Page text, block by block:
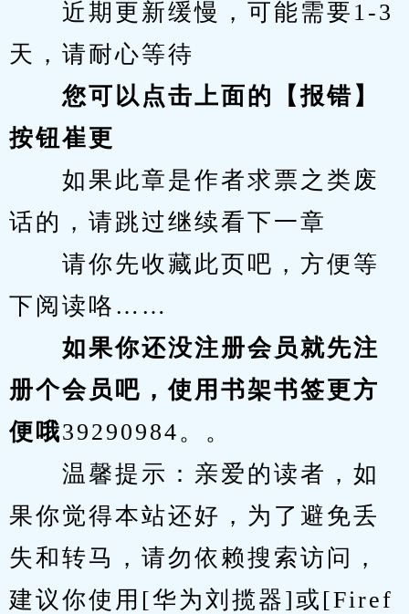
近期更新缓慢，可能需要1-3
天，请耐心等待
您可以点击上面的【报错】
按钮崔更
如果此章是作者求票之类废
话的，请跳过继续看下一章
请你先收藏此页吧，方便等
下阅读咯……
如果你还没注册会员就先注
册个会员吧，使用书架书签更方
便哦39290984。。
温馨提示：亲爱的读者，如
果你觉得本站还好，为了避免丢
失和转马，请勿依赖搜索访问，
建议你使用[华为刘揽器]或[Firef